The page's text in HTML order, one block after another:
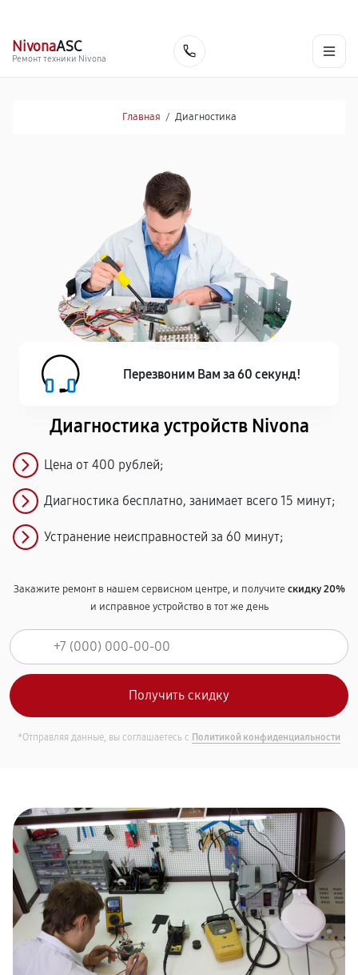
NivonaASC
Ремонт техники Nivona
Главная / Диагностика
Диагностика устройств Nivona
Цена от 400 рублей;
Диагностика бесплатно, занимает всего 15 минут;
Устранение неисправностей за 60 минут;
Закажите ремонт в нашем сервисном центре, и получитескидку 20%
и исправное устройство в тот же день
*Отправляя данные, вы соглашаетесь с Политикой конфиденциальности
Перезвоним Вам за 60 секунд!